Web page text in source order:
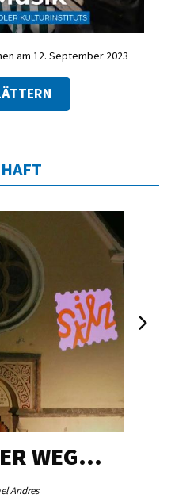
am 12. September 2023
WEG…
Andres